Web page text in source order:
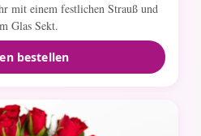
mit einem festlichen Strauß und
Glas Sekt.
bestellen